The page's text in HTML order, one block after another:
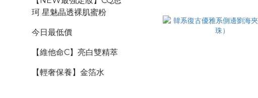
珂 星魅晶透裸肌蜜粉
今日最低價
【維他命C】亮白雙精萃
【輕奢保養】金箔水